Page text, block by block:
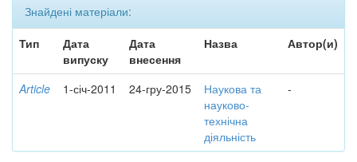
Знайдені матеріали:
Тип
Дата
випуску
Дата
внесення
Назва Автор(и)
Article 1-січ-2011 24-гру-2015
Наукова та
науково-
технічна
діяльність
-